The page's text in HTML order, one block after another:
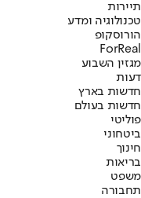
תיירות
טכנולוגיה ומדע
הורוסקופ
ForReal
מגזין השבוע
דעות
חדשות בארץ
חדשות בעולם
פוליטי
ביטחוני
חינוך
בריאות
משפט
תחבורה